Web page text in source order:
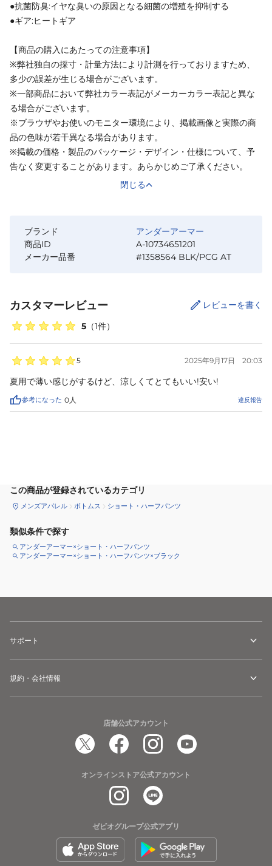
●抗菌防臭:イヤな臭いの原因となる細菌の増殖を抑制する
●ギア:ヒートギア
【商品の購入にあたっての注意事項】
※弊社独自の採寸・計量方法により計測を行っておりますため、
多少の誤差が生じる場合がございます。
※一部商品において弊社カラー表記がメーカーカラー表記と異な
る場合がございます。
※ブラウザやお使いのモニター環境により、掲載画像と実際の商
品の色味が若干異なる場合があります。
※掲載の価格・製品のパッケージ・デザイン・仕様について、予
告なく変更することがあります。あらかじめご了承ください。
閉じる
ブランド
アンダーアーマー
商品ID
A-10734651201
メーカー品番
#1358564 BLK/PCG AT
カスタマーレビュー
5 （1件）
レビューを書く
5 2025年9月17日 20:03
夏用で薄い感じがするけど、涼しくてとてもいい!安い!
参考になった 0人 違反報告
この商品が登録されているカテゴリ
メンズアパレル ボトムス ショート・ハーフパンツ
類似条件で探す
アンダーアーマー×ショート・ハーフパンツ
アンダーアーマー×ショート・ハーフパンツ×ブラック
サポート
規約・会社情報
店舗公式アカウント
オンラインストア公式アカウント
ゼビオグループ公式アプリ